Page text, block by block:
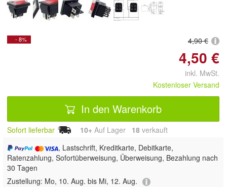
- 8% 4,90 €
4,50 €
inkl. MwSt.
Kostenloser Versand
In den Warenkorb
Sofort lieferbar 10+ Auf Lager 18 verkauft
, Lastschrift, Kreditkarte, Debitkarte,
Ratenzahlung, Sofortüberweisung, Überweisung, Bezahlung nach
30 Tagen
Zustellung: Mo, 10. Aug. bis Mi, 12. Aug.